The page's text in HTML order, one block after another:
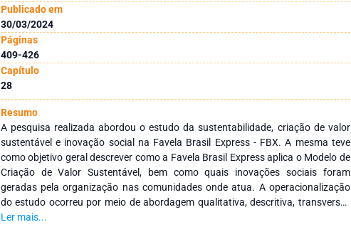
Publicado em
30/03/2024
Páginas
409-426
Capítulo
28
Resumo
A pesquisa realizada abordou o estudo da sustentabilidade, criação de valor
sustentável e inovação social na Favela Brasil Express - FBX. A mesma teve
como objetivo geral descrever como a Favela Brasil Express aplica o Modelo de
Criação de Valor Sustentável, bem como quais inovações sociais foram
geradas pela organização nas comunidades onde atua. A operacionalização
do estudo ocorreu por meio de abordagem qualitativa, descritiva, transversal,
com estudo de caso único, pesquisa documental e observação indireta de
Ler mais...